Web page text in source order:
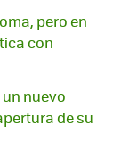
pero en
con
nuevo
de su